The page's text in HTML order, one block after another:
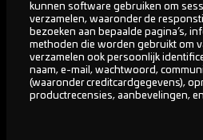
kunnen software gebruiken om
verzamelen, waaronder de
bezoeken aan bepaalde pagina’s,
methoden die worden gebruikt om
verzamelen ook persoonlijk
naam, e-mail, wachtwoord,
(waaronder creditcardgegevens),
productrecensies, aanbevelingen,